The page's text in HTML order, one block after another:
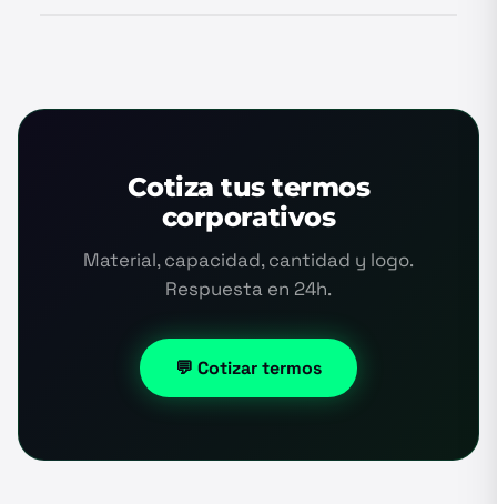
Cotiza tus termos
corporativos
Material, capacidad, cantidad y logo.
Respuesta en 24h.
💬 Cotizar termos